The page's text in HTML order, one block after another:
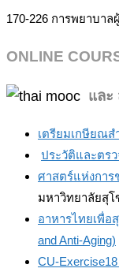
170-226 การพยาบาล
ONLINE
และ
เตรียมเกษียณส
ประวัติและตร
ศาสตร์แห่งการ
มหาวิทยาลัยสุโ
อาหารไทยเพื่อ
and Anti-Aging)
CU-